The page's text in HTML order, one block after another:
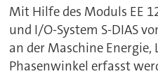
Mit Hilfe des Moduls EE
und I/O-System S-DIAS
an der Maschine Energie,
Phasenwinkel erfasst